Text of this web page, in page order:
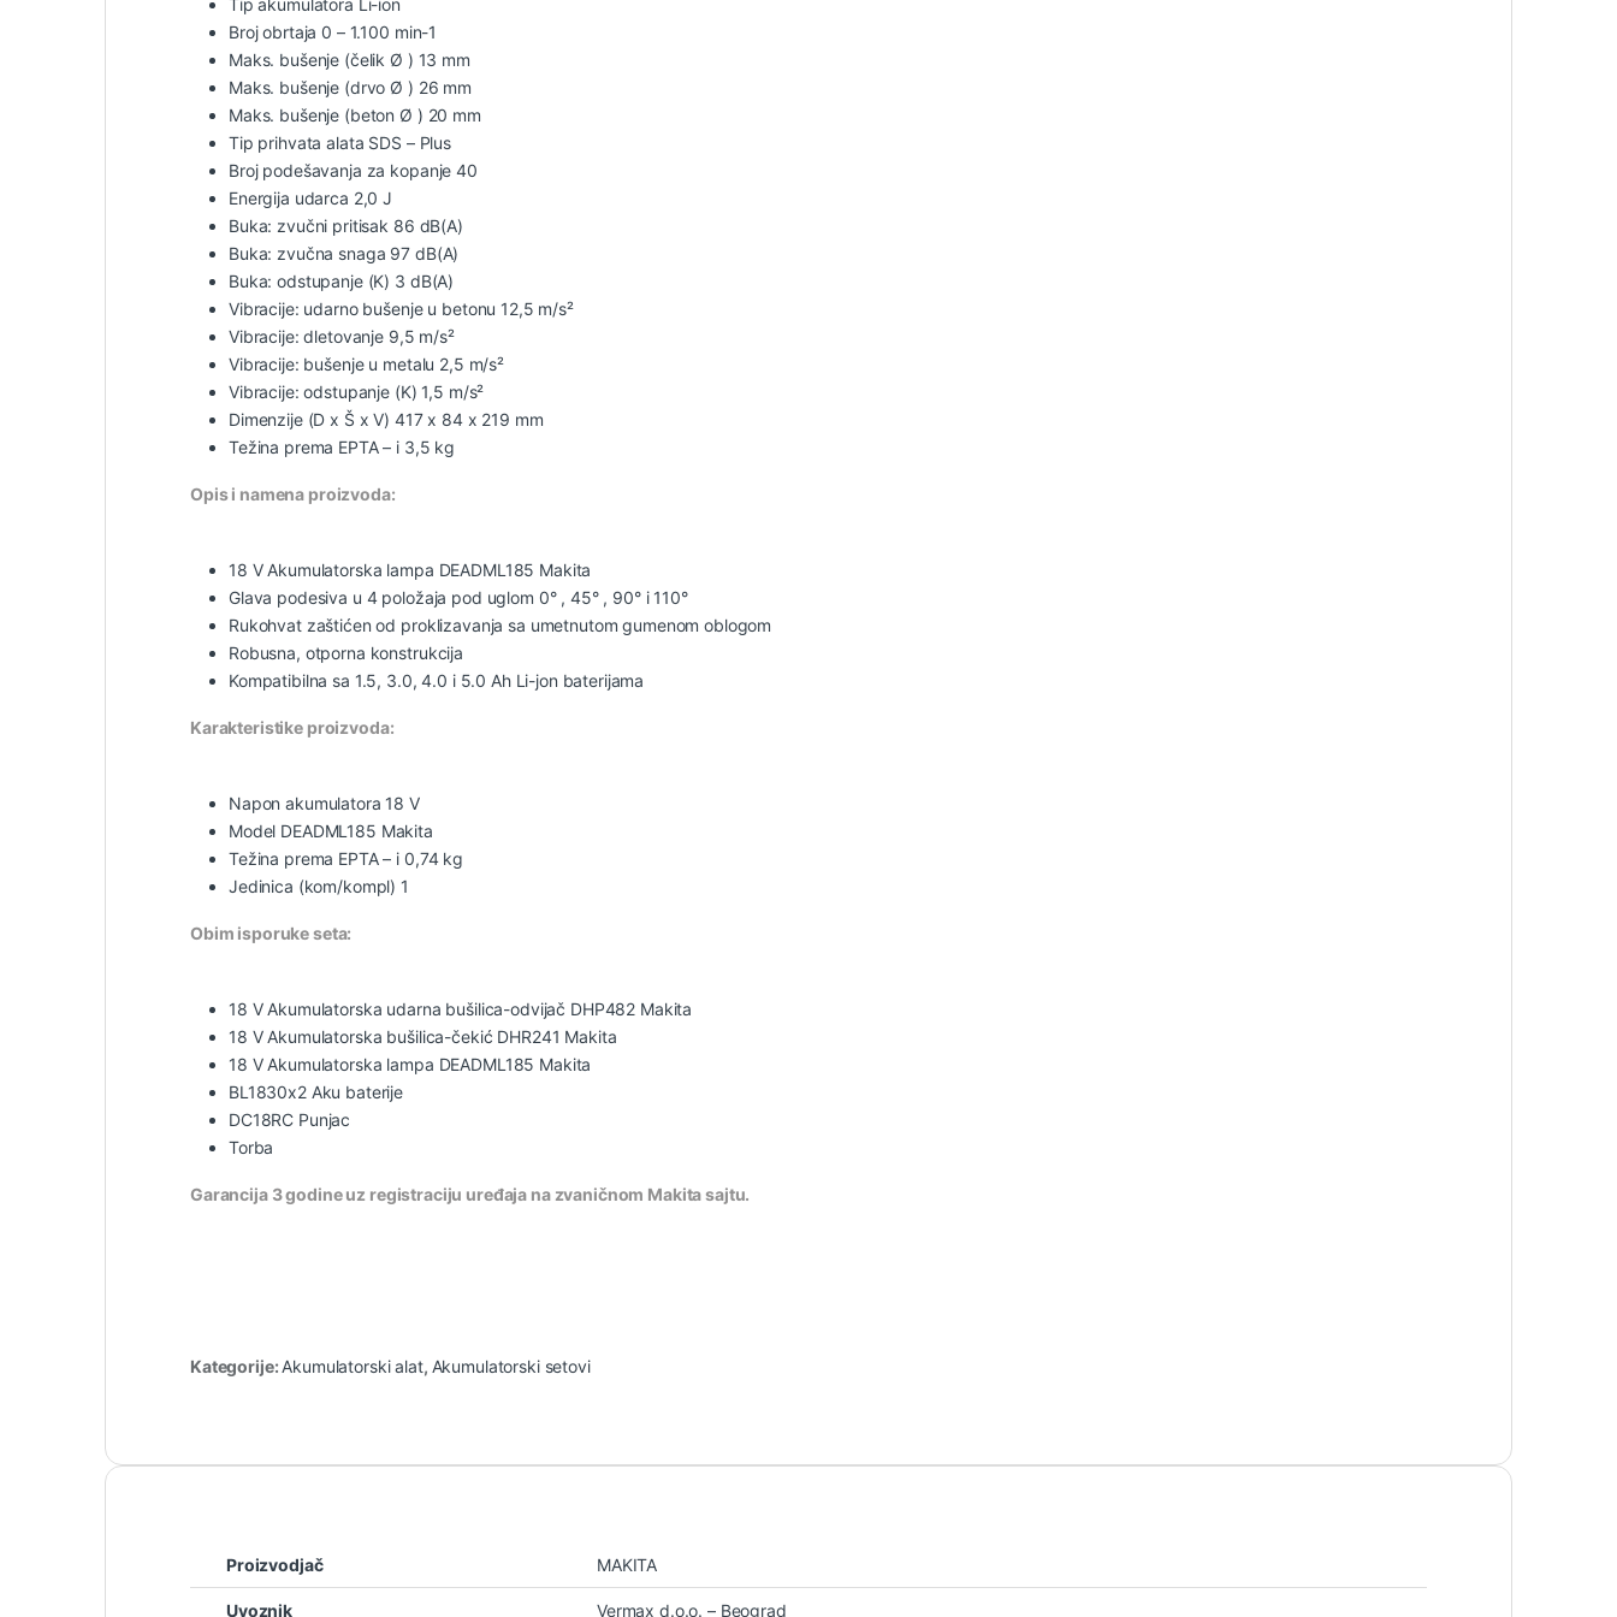
Broj obrtaja 0 – 1.100 min-1
Maks. bušenje (čelik Ø ) 13 mm
Maks. bušenje (drvo Ø ) 26 mm
Maks. bušenje (beton Ø ) 20 mm
Tip prihvata alata SDS – Plus
Broj podešavanja za kopanje 40
Energija udarca 2,0 J
Buka: zvučni pritisak 86 dB(A)
Buka: zvučna snaga 97 dB(A)
Buka: odstupanje (K) 3 dB(A)
Vibracije: udarno bušenje u betonu 12,5 m/s²
Vibracije: dletovanje 9,5 m/s²
Vibracije: bušenje u metalu 2,5 m/s²
Vibracije: odstupanje (K) 1,5 m/s²
Dimenzije (D x Š x V) 417 x 84 x 219 mm
Težina prema EPTA – i 3,5 kg
Opis i namena proizvoda:
18 V Akumulatorska lampa DEADML185 Makita
Glava podesiva u 4 položaja pod uglom 0° , 45° , 90° i 110°
Rukohvat zaštićen od proklizavanja sa umetnutom gumenom oblogom
Robusna, otporna konstrukcija
Kompatibilna sa 1.5, 3.0, 4.0 i 5.0 Ah Li-jon baterijama
Karakteristike proizvoda:
Napon akumulatora 18 V
Model DEADML185 Makita
Težina prema EPTA – i 0,74 kg
Jedinica (kom/kompl) 1
Obim isporuke seta:
18 V Akumulatorska udarna bušilica-odvijač DHP482 Makita
18 V Akumulatorska bušilica-čekić DHR241 Makita
18 V Akumulatorska lampa DEADML185 Makita
BL1830x2 Aku baterije
DC18RC Punjac
Torba
Garancija 3 godine uz registraciju uređaja na zvaničnom Makita sajtu.
Kategorije: Akumulatorski alat, Akumulatorski setovi
Proizvodjač MAKITA
Uvoznik Vermax d.o.o. – Beograd